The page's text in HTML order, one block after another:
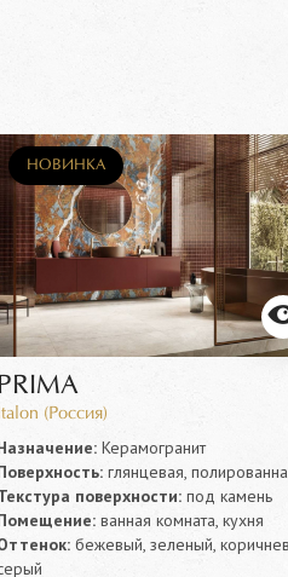
НОВИНКА
PRIMA
Italon (Россия)
Керамогранит
глянцевая,
поверхности: под камень
ванная комната, кухня
бежевый, зеленый,